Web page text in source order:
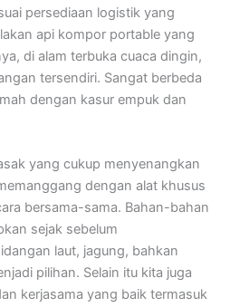
persediaan logistik yang
api kompor portable yang
di alam terbuka cuaca dingin,
tersendiri. Sangat berbeda
dengan kasur empuk dan
yang cukup menyenangkan
dengan alat khusus
bersama-sama. Bahan-bahan
sejak sebelum
laut, jagung, bahkan
pilihan. Selain itu kita juga
kerjasama yang baik termasuk